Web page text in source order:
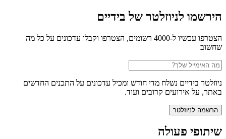
הירשמו לניוזלטר של בידיים
הצטרפו עכשיו ל-4000 רשומים, הצטרפו וקבלו עדכונים על כל מה
שחשוב
ניוזלטר בידיים נשלח מדי חודש ומכיל עדכונים על התכנים החדשים
באתר, על אירועים קרובים ועוד.
שיתופי פעולה